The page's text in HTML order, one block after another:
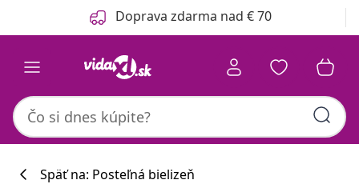
Predchádzajúce Doprava zdarma nad € 70
Späť na: Posteľná bielizeň